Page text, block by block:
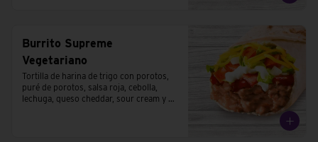
Burrito Supreme
Vegetariano
Tortilla de harina de trigo con porotos,
puré de porotos, salsa roja, cebolla,
lechuga, queso cheddar, sour cream y